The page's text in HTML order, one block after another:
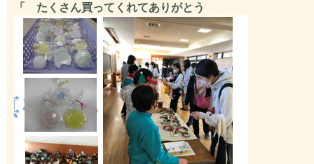
「 たくさん買ってくれてありがとう